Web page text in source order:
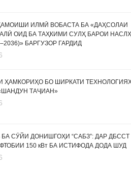
ИЛМӢ ВОБАСТА БА «ДАҲСОЛАИ
ОИД БА ТАҲКИМИ СУЛҲ БАРОИ
БАРГУЗОР ГАРДИД
ҲАМКОРИҲО БО ШИРКАТИ
ТАҶИАН»
СӮЙИ ДОНИШГОҲИ “САБЗ”: ДАР ДБССТ
150 кВт БА ИСТИФОДА ДОДА ШУД